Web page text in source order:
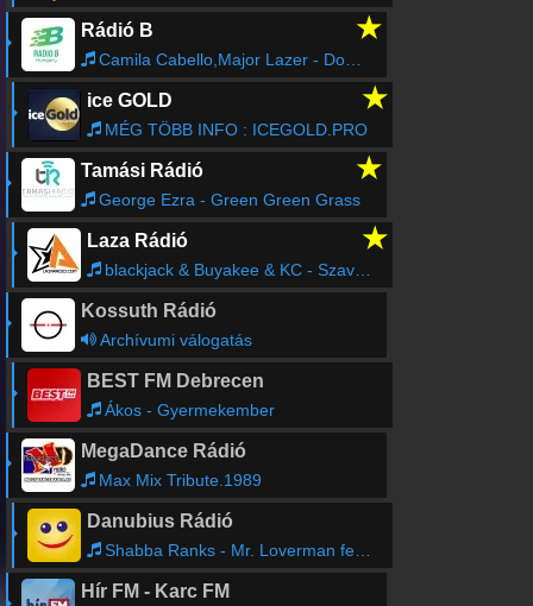
Rádió B ★
Camila Cabello,Major Lazer - Don't Go Yet - Major Lazer Remix
ice GOLD ★
MÉG TÖBB INFO : ICEGOLD.PRO
Tamási Rádió ★
George Ezra - Green Green Grass
Laza Rádió ★
blackjack & Buyakee & KC - Szavakon Túl
Kossuth Rádió
Archívumi válogatás
BEST FM Debrecen
Ákos - Gyermekember
MegaDance Rádió
Max Mix Tribute.1989
Danubius Rádió
Shabba Ranks - Mr. Loverman feat. Chevelle Franklin
Hír FM - Karc FM